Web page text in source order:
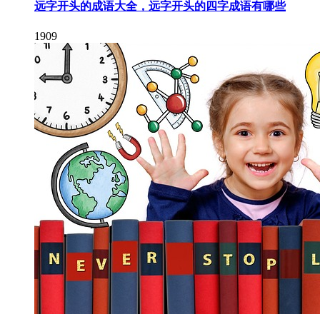
远字开头的成语大全，远字开头的四字成语有哪些
1909